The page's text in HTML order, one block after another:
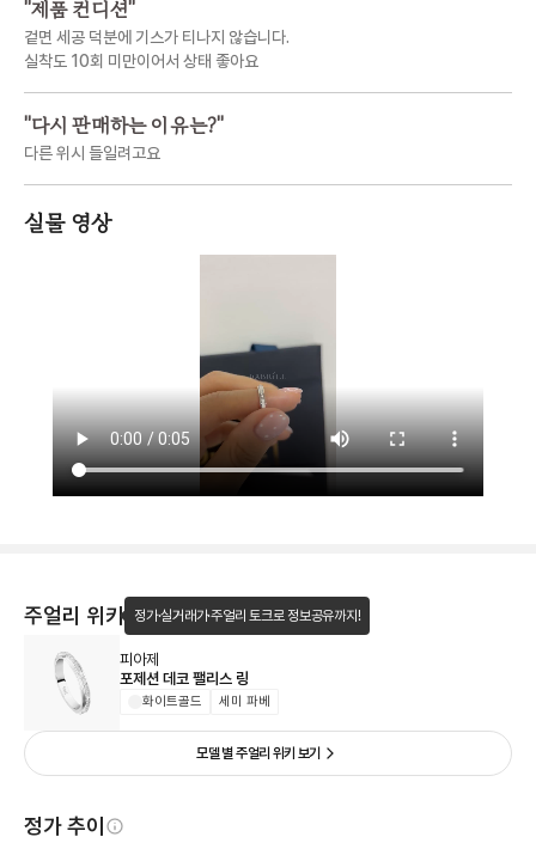
"제품 컨디션"
겉면 세공 덕분에 기스가 티나지 않습니다.
실착도 10회 미만이어서 상태 좋아요
"다시 판매하는 이유는?"
다른 위시 들일려고요
실물 영상
주얼리 위키 정가·실거래가·주얼리 토크로 정보공유까지!
피아제
포제션 데코 팰리스 링
화이트골드 세미 파베
모델 별 주얼리 위키 보기
정가 추이